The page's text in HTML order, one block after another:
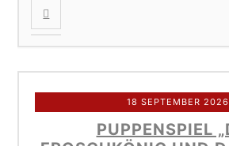
18 SEPTEMBER 2026
PUPPENSPIEL